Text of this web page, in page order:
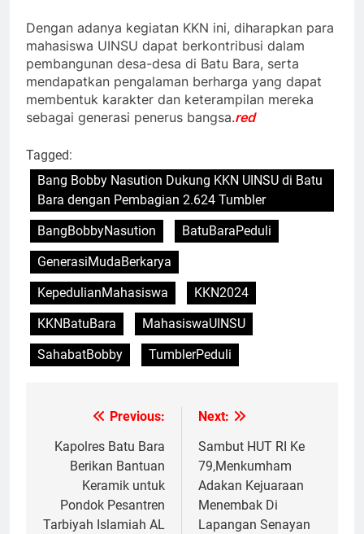
Dengan adanya kegiatan KKN ini, diharapkan para
mahasiswa UINSU dapat berkontribusi dalam
pembangunan desa-desa di Batu Bara, serta
mendapatkan pengalaman berharga yang dapat
membentuk karakter dan keterampilan mereka
sebagai generasi penerus bangsa.red
Tagged:
Bang Bobby Nasution Dukung KKN UINSU di Batu
Bara dengan Pembagian 2.624 Tumbler
BangBobbyNasution
BatuBaraPeduli
GenerasiMudaBerkarya
KepedulianMahasiswa
KKN2024
KKNBatuBara
MahasiswaUINSU
SahabatBobby
TumblerPeduli
Navigasi
pos
Previous:
Kapolres Batu Bara
Berikan Bantuan
Keramik untuk
Pondok Pesantren
Tarbiyah Islamiah AL
Next:
Sambut HUT RI Ke
79,Menkumham
Adakan Kejuaraan
Menembak Di
Lapangan Senayan